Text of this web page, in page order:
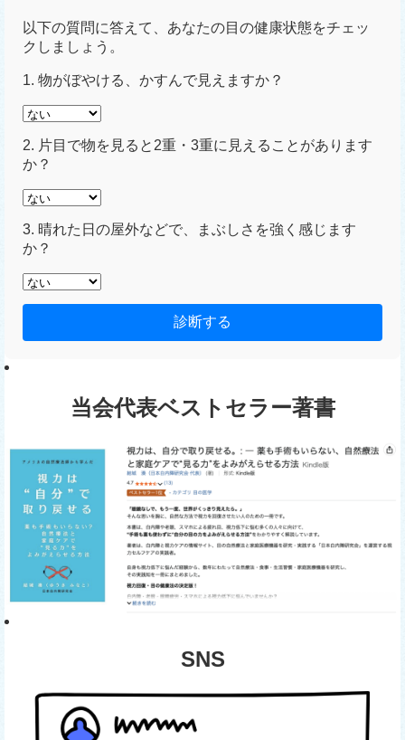
以下の質問に答えて、あなたの目の健康状態をチェッ
クしましょう。
1. 物がぼやける、かすんで見えますか？
2. 片目で物を見ると2重・3重に見えることがあります
か？
3. 晴れた日の屋外などで、まぶしさを強く感じます
か？
診断する
当会代表ベストセラー著書
SNS